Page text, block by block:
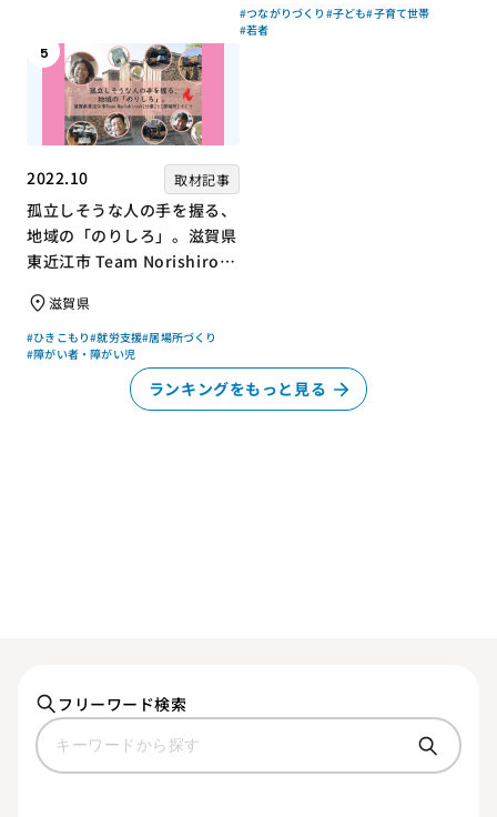
#つながりづくり #子ども#子育て世帯
#若者
5
2022.10 取材記事
孤立しそうな人の手を握る、
地域の「のりしろ」。滋賀県
東近江市 Team Norishiroの
滋賀県
#ひきこもり#就労支援#居場所づくり
#障がい者・障がい児
ランキングをもっと見る
フリーワード検索